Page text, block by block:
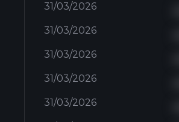
31/03/2026
31/03/2026
31/03/2026
31/03/2026
31/03/2026